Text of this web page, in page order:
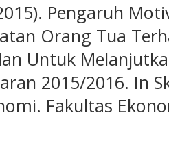
Pengaruh
Orang Tua
Untuk
2015/2016. In
Fakultas